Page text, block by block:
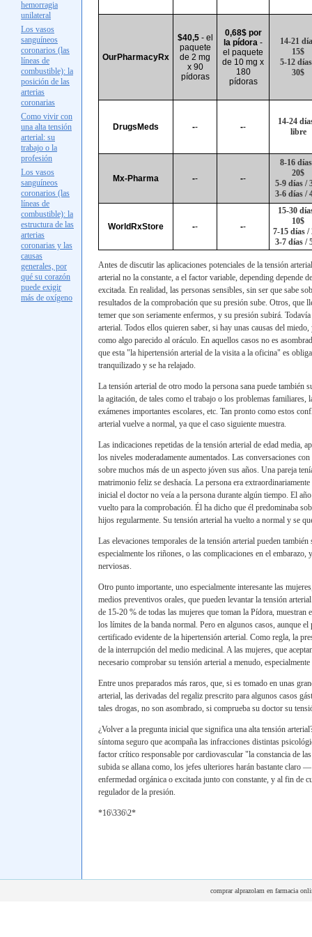
hemorragia
unilateral
Los vasos
sanguíneos
coronarios (las
líneas de
combustible): la
posición de las
arterias
coronarias
Como vivir con
una alta tensión
arterial: su
trabajo o la
profesión
Los vasos
sanguíneos
coronarios (las
líneas de
combustible): la
estructura de las
arterias
coronarias y las
causas
generales, por
qué su corazón
puede exigir
más de oxígeno
OurPharmacyRx
$40,5- el
paquete
de 2 mg
x 90
pídoras
0,68$ por
la pídora -
el paquete
de 10 mg x
180
pídoras
14-21
15$
5-12
30$
DrugsMeds -- --
14-24
libre
Mx-Pharma -- --
8-16
20$
5-9 días /
3-6 días /
WorldRxStore -- --
15-30
10$
7-15 días /
3-7 días /
Antes de discutir las aplicaciones potenciales de la tensión
arterial no la constante, а el factor variable, depending depende
excitada. En realidad, las personas sensibles, sin ser que sabe
resultados de la comprobación que su presión sube. Otros, que
temer que son seriamente enfermos, y su presión subirá.
arterial. Todos ellos quieren saber, si hay unas causas del
como algo parecido al oráculo. En aquellos casos no es
que esta "la hipertensión arterial de la visita a la oficina" es
tranquilizado y se ha relajado.
La tensión arterial de otro modo la persona sana puede también
la agitación, de tales como el trabajo o los problemas familiares,
exámenes importantes escolares, etc. Tan pronto como estos
arterial vuelve a normal, ya que el caso siguiente muestra.
Las indicaciones repetidas de la tensión arterial de edad media,
los niveles moderadamente aumentados. Las conversaciones
sobre muchos más de un aspecto jóven sus años. Una pareja
matrimonio feliz se deshacía. La persona era
inicial el doctor no veía a la persona durante algún tiempo. El
vuelto para la comprobación. Él ha dicho que él predominaba
hijos regularmente. Su tensión arterial ha vuelto a normal y se
Las elevaciones temporales de la tensión arterial pueden
especialmente los riñones, o las complicaciones en el
nerviosas.
Otro punto importante, uno especialmente interesante las
medios preventivos orales, que pueden levantar la tensión
de 15-20 % de todas las mujeres que toman la Pídora, muestran
los límites de la banda normal. Pero en algunos casos, aunque
certificado evidente de la hipertensión arterial. Como regla, la
de la interrupción del medio medicinal. A las mujeres, que
necesario comprobar su tensión arterial a menudo,
Entre unos preparados más raros, que, si es tomado en unas
arterial, las derivadas del regaliz prescrito para algunos casos
tales drogas, no son asombrado, si comprueba su doctor su
¿Volver a la pregunta inicial que significa una alta tensión
síntoma seguro que acompaña las infracciones distintas
factor crítico responsable por cardiovascular "la constancia de
subida se allana como, los jefes ulteriores harán bastante claro
enfermedad orgánica o excitada junto con constante, y al fin de
regulador de la presión.
*16\336\2*
comprar alprazolam en farmacia